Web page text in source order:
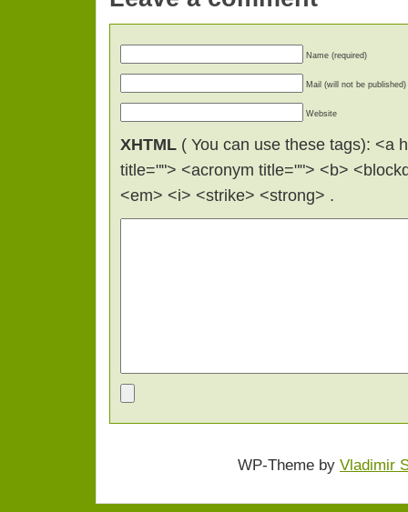
Name (required)
Mail (will not be published)
Website
XHTML ( You can use these tags): <a
title=""> <acronym title=""> <b>
<em> <i> <strike> <strong> .
WP-Theme by Vladimir